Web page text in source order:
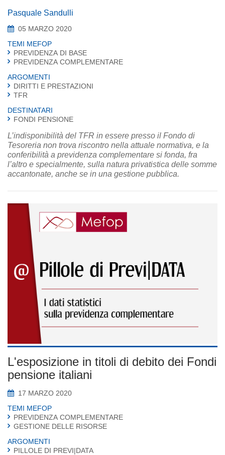
Pasquale Sandulli
05 MARZO 2020
TEMI MEFOP
PREVIDENZA DI BASE
PREVIDENZA COMPLEMENTARE
ARGOMENTI
DIRITTI E PRESTAZIONI
TFR
DESTINATARI
FONDI PENSIONE
L’indisponibilità del TFR in essere presso il Fondo di
Tesoreria non trova riscontro nella attuale normativa, e la
conferibilità a previdenza complementare si fonda, fra
l’altro e specialmente, sulla natura privatistica delle somme
accantonate, anche se in una gestione pubblica.
L'esposizione in titoli di debito dei Fondi
pensione italiani
17 MARZO 2020
TEMI MEFOP
PREVIDENZA COMPLEMENTARE
GESTIONE DELLE RISORSE
ARGOMENTI
PILLOLE DI PREVI|DATA